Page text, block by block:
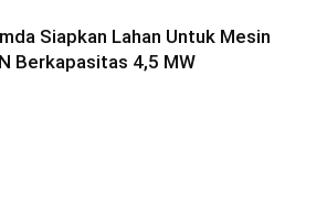
Siapkan Lahan Untuk Mesin
Berkapasitas 4,5 MW